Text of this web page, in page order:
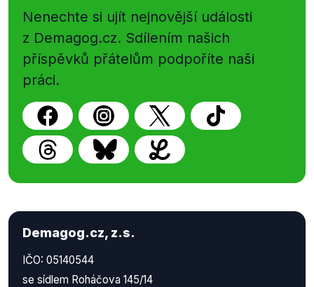
Nenechte si ujít nejnovější události
z Demagog.cz. Sdílením našich
příspěvků přátelům podpoříte naši
práci.
Demagog.cz, z.s.
IČO: 05140544
se sídlem Roháčova 145/14